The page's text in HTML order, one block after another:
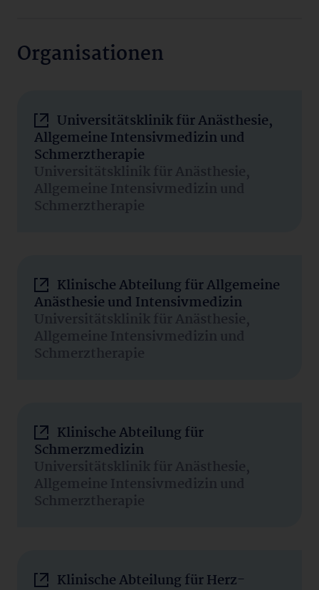
Organisationen
Universitätsklinik für Anästhesie,
Allgemeine Intensivmedizin und
Schmerztherapie
Universitätsklinik für Anästhesie,
Allgemeine Intensivmedizin und
Schmerztherapie
Klinische Abteilung für Allgemeine
Anästhesie und Intensivmedizin
Universitätsklinik für Anästhesie,
Allgemeine Intensivmedizin und
Schmerztherapie
Klinische Abteilung für
Schmerzmedizin
Universitätsklinik für Anästhesie,
Allgemeine Intensivmedizin und
Schmerztherapie
Klinische Abteilung für Herz-